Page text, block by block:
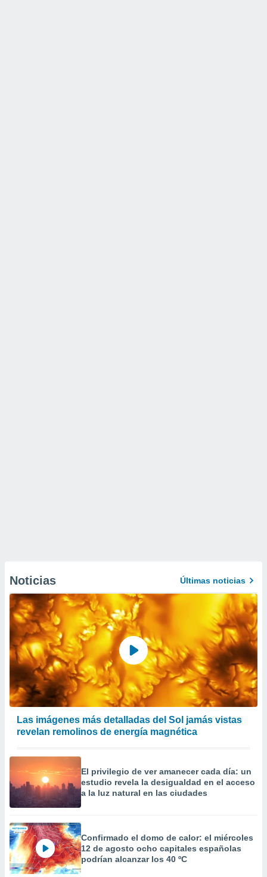
Noticias Últimas noticias
Las imágenes más detalladas del Sol jamás vistas
revelan remolinos de energía magnética
El privilegio de ver amanecer cada día: un
estudio revela la desigualdad en el acceso
a la luz natural en las ciudades
Confirmado el domo de calor: el miércoles
12 de agosto ocho capitales españolas
podrían alcanzar los 40 ºC